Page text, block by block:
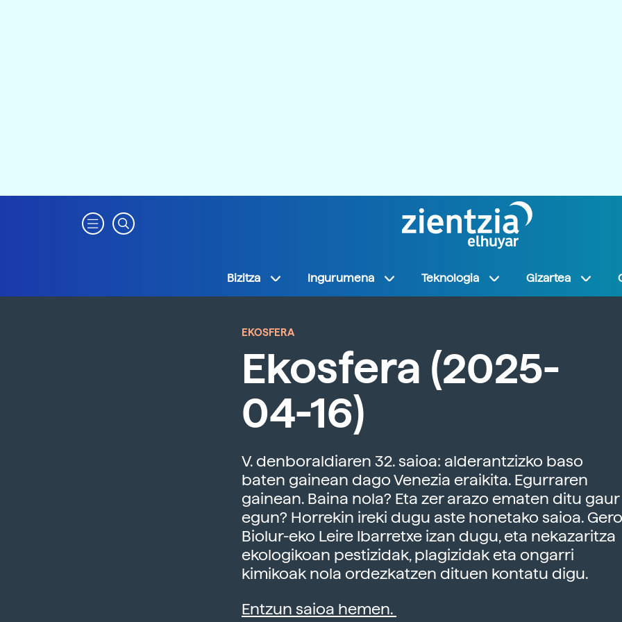
Bizitza Ingurumena Teknologia Gizartea
EKOSFERA
Ekosfera (2025-
04-16)
V. denboraldiaren 32. saioa: alderantzizko baso
baten gainean dago Venezia eraikita. Egurraren
gainean. Baina nola? Eta zer arazo ematen ditu gaur
egun? Horrekin ireki dugu aste honetako saioa.
Biolur-eko Leire Ibarretxe izan dugu, eta nekazaritza
ekologikoan pestizidak, plagizidak eta ongarri
kimikoak nola ordezkatzen dituen kontatu digu.
Entzun saioa hemen.